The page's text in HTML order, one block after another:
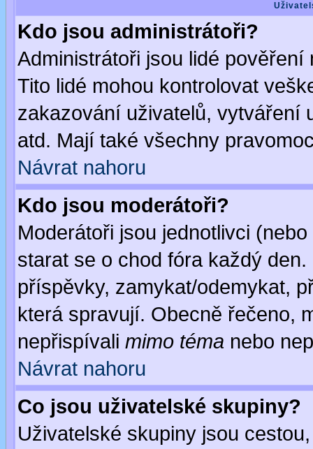
Kdo jsou administrátoři?
Administrátoři jsou lidé
Tito lidé mohou kontrolovat
zakazování uživatelů, vytváření
atd. Mají také všechny
Návrat nahoru
Kdo jsou moderátoři?
Moderátoři jsou jednotlivci
starat se o chod fóra každý
příspěvky, zamykat/odemykat,
která spravují. Obecně řečeno,
nepřispívali mimo téma nebo
Návrat nahoru
Co jsou uživatelské skupiny?
Uživatelské skupiny jsou